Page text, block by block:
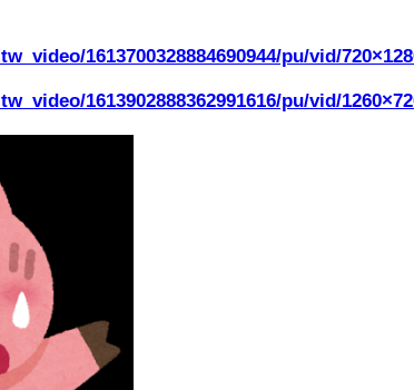
1613700328884690944/pu/vid/
1613902888362991616/pu/vid/